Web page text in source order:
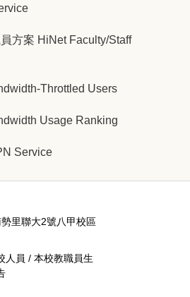
方案 HiNet Faculty/Staff
Throttled Users
Usage Ranking
Service
里聯大2號八甲校區
人員 / 本校教職員生